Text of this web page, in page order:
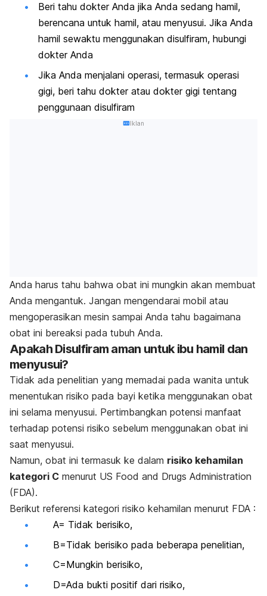
Beri tahu dokter Anda jika Anda sedang hamil,
berencana untuk hamil, atau menyusui. Jika Anda
hamil sewaktu menggunakan disulfiram, hubungi
dokter Anda
Jika Anda menjalani operasi, termasuk operasi
gigi, beri tahu dokter atau dokter gigi tentang
penggunaan disulfiram
Iklan
Anda harus tahu bahwa obat ini mungkin akan membuat
Anda mengantuk. Jangan mengendarai mobil atau
mengoperasikan mesin sampai Anda tahu bagaimana
obat ini bereaksi pada tubuh Anda.
Apakah Disulfiram aman untuk ibu hamil dan
menyusui?
Tidak ada penelitian yang memadai pada wanita untuk
menentukan risiko pada bayi ketika menggunakan obat
ini selama menyusui. Pertimbangkan potensi manfaat
terhadap potensi risiko sebelum menggunakan obat ini
saat menyusui.
Namun, obat ini termasuk ke dalam risiko kehamilan
kategori C menurut US Food and Drugs Administration
(FDA).
Berikut referensi kategori risiko kehamilan menurut FDA :
A= Tidak berisiko,
B=Tidak berisiko pada beberapa penelitian,
C=Mungkin berisiko,
D=Ada bukti positif dari risiko,